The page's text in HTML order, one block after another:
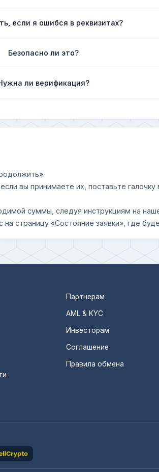
если я ошибся в реквизитах?
Безопасно ли это?
ли верификация?
вы принимаете их, поставьте
суммы, следуя инструкциям на
страницу «Состояние заявки», где
Партнерам
AML & KYC
Инвесторам
Соглашение
Правила обмена